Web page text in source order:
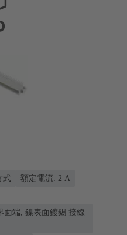
式
額定電流: ‌2 A
面端, 鎳表面鍍錫 接線